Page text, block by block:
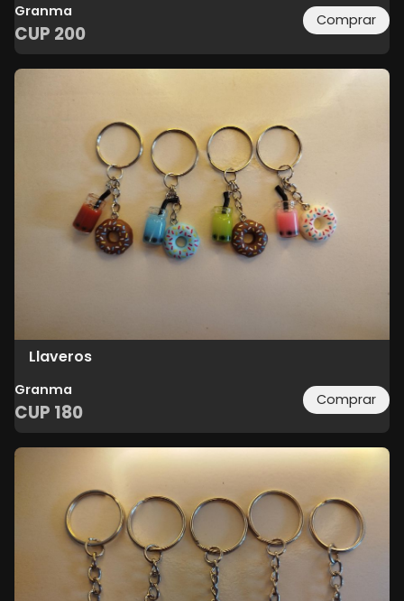
Granma
CUP 200
Comprar
Llaveros
Granma
CUP 180
Comprar